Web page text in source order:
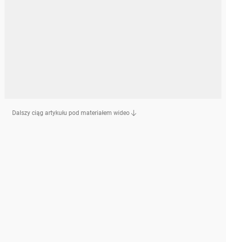
Dalszy ciąg artykułu pod materiałem wideo